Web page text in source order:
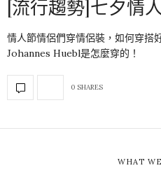
[流行趨勢]七夕情
情人節情侶們穿情侶裝，如何穿
Johannes Huebl是怎麼穿的！
0 SHARES
WHAT